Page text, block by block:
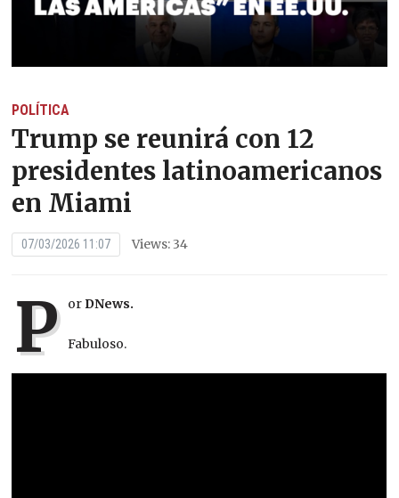
POLÍTICA
Trump se reunirá con 12
presidentes latinoamericanos
en Miami
07/03/2026 11:07 Views: 34
P or DNews.
Fabuloso.